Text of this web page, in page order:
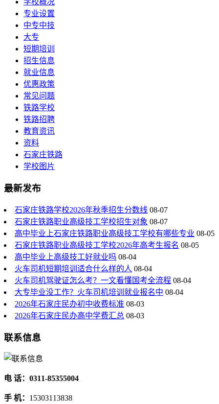
学校概况
专业设置
中专中技
大专
短期培训
招生信息
就业信息
优惠政策
常见问题
铁路学校
铁路招聘
教育资讯
资料
石家庄铁路
学校图片
最新发布
石家庄铁路学校2026年秋季招生分数线 08-07
石家庄铁路职业高级技工学校招生对象 08-07
高中毕业上石家庄铁路职业高级技工学校有哪些专业 08-05
石家庄铁路职业高级技工学校2026年高考生报名 08-05
高中毕业上高级技工好就业吗 08-04
火车司机短期培训适合什么样的人 08-04
火车司机驾驶证怎么考？一文看懂国考全流程 08-04
大专毕业没工作？火车司机培训就业报名中 08-04
2026年石家庄民办初中收费标准 08-03
2026年石家庄民办高中学费汇总 08-03
联系信息
电 话：0311-85355004
手 机： 15303113838